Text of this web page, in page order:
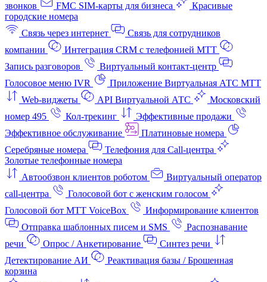
звонков
FMC SIM-карты для бизнеса
Красивые
городские номера
Связь через интернет
Связь для сотрудников
компании
Интеграция CRM с телефонией МТТ
Запись разговоров
Виртуальный контакт‑центр
Голосовое меню IVR
Приложение Виртуальная АТС МТТ
Web-виджеты
API Виртуальной АТС
Московский
номер 495
Кол-трекинг
Эффективные продажи
Эффективное обслуживание
Платиновые номера
Серебряные номера
Телефония для Call-центра
Золотые телефонные номера
Автообзвон клиентов роботом
Виртуальный оператор
call-центра
Голосовой бот с женским голосом
Голосовой бот МТТ VoiceBox
Информирование клиентов
Отправка шаблонных писем и SMS
Распознавание
речи
Опрос / Анкетирование
Синтез речи
Детектирование АИ
Реактивация базы / Брошенная
корзина